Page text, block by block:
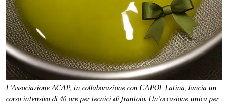
L’Associazione ACAP, in collaborazione con CAPOL Latina, lancia un
corso intensivo di 40 ore per tecnici di frantoio. Un’occasione unica per